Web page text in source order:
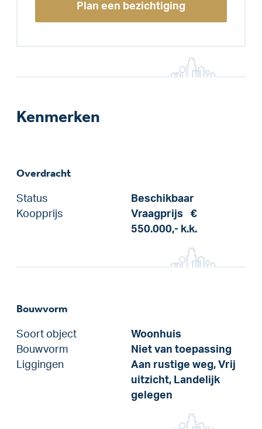
Plan een bezichtiging
Kenmerken
Overdracht
Status
Beschikbaar
Koopprijs
Vraagprijs
€
550.000,- k.k.
Bouwvorm
Soort object
Woonhuis
Bouwvorm
Niet van toepassing
Liggingen
Aan rustige weg, Vrij
uitzicht, Landelijk
gelegen